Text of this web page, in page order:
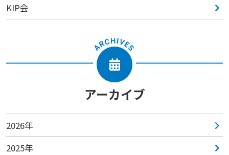
KIP会
アーカイブ
2026年
2025年